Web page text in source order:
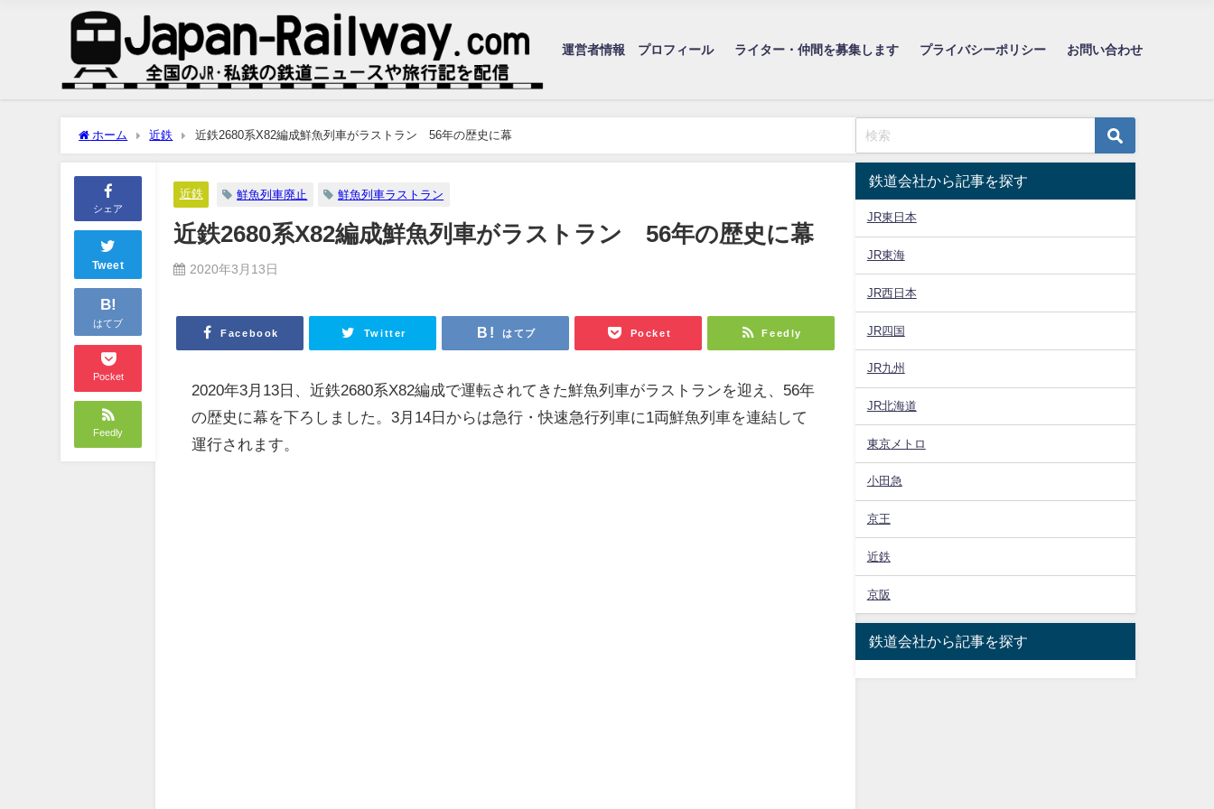
運営者情報 プロフィール ライター・仲間を募集します プライバシーポリシー お問い合わせ
ホーム 近鉄 近鉄2680系X82編成鮮魚列車がラストラン 56年の歴史に幕
シェア
Tweet
B!
はてブ
Pocket
Feedly
近鉄 鮮魚列車廃止 鮮魚列車ラストラン
近鉄2680系X82編成鮮魚列車がラストラン 56年の歴史に幕
2020年3月13日
Facebook Twitter はてブ Pocket Feedly
2020年3月13日、近鉄2680系X82編成で運転されてきた鮮魚列車がラストランを迎え、56年
の歴史に幕を下ろしました。3月14日からは急行・快速急行列車に1両鮮魚列車を連結して
運行されます。
鉄道会社から記事を探す
JR東日本
JR東海
JR西日本
JR四国
JR九州
JR北海道
東京メトロ
小田急
京王
近鉄
京阪
鉄道会社から記事を探す